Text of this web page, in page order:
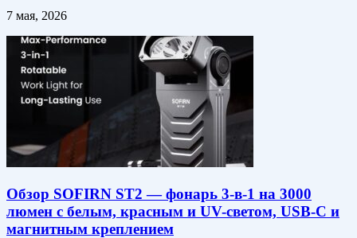
7 мая, 2026
Обзор SOFIRN ST2 — фонарь 3-в-1 на 3000
люмен с белым, красным и UV-светом, USB-C и
магнитным креплением